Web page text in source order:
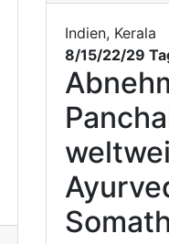
Indien, Kerala
8/15/22/29